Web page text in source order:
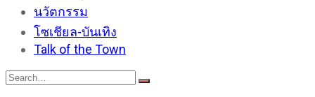
นวัตกรรม
โซเชียล-บันเทิง
Talk of the Town